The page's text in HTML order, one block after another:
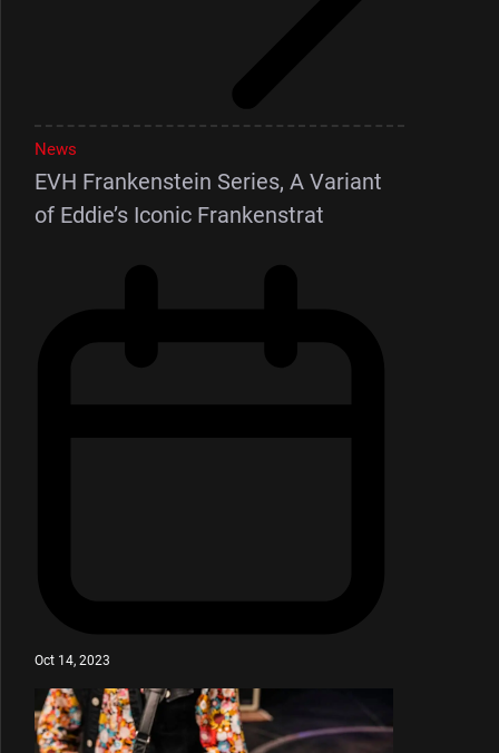
News
EVH Frankenstein Series, A Variant
of Eddie’s Iconic Frankenstrat
Oct 14, 2023